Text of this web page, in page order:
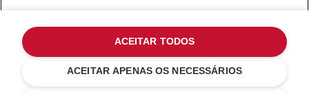
nos EUA e noutros locais.
Gerir as minhas cookies
Aviso de privacidade
Política de cookies
Outros países
ACEITAR APENAS OS NECESSÁRIOS
ACEITAR TODOS